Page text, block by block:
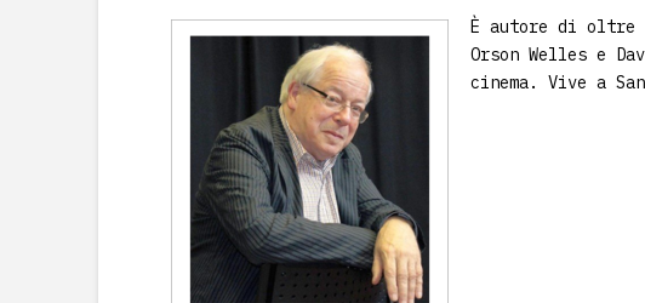
È autore di
Orson Welles e
cinema. Vive a